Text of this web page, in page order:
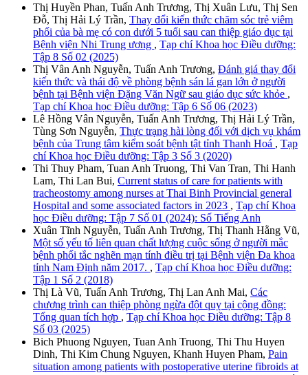
Thị Huyền Phan, Tuấn Anh Trương, Thị Xuân Lưu, Thị Sen
Đỗ, Thị Hải Lý Trần, Thay đổi kiến thức chăm sóc trẻ viêm
phổi của bà mẹ có con dưới 5 tuổi sau can thiệp giáo dục tại
Bệnh viện Nhi Trung ương , Tạp chí Khoa học Điều dưỡng:
Tập 8 Số 02 (2025)
Thị Vân Anh Nguyễn, Tuấn Anh Trương, Đánh giá thay đổi
kiến thức và thái độ về phòng bệnh sán lá gan lớn ở người
bệnh tại Bệnh viện Đặng Văn Ngữ sau giáo dục sức khỏe ,
Tạp chí Khoa học Điều dưỡng: Tập 6 Số 06 (2023)
Lê Hồng Vân Nguyễn, Tuấn Anh Trương, Thị Hải Lý Trần,
Tùng Sơn Nguyễn, Thực trạng hài lòng đối với dịch vụ khám
bệnh của Trung tâm kiểm soát bệnh tật tỉnh Thanh Hoá , Tạp
chí Khoa học Điều dưỡng: Tập 3 Số 3 (2020)
Thi Thuy Pham, Tuan Anh Truong, Thi Van Tran, Thi Hanh
Lam, Thi Lan Bui, Current status of care for patients with
tracheostomy among nurses at Thai Binh Provincial general
Hospital and some associated factors in 2023 , Tạp chí Khoa
học Điều dưỡng: Tập 7 Số 01 (2024): Số Tiếng Anh
Xuân Tĩnh Nguyễn, Tuấn Anh Trương, Thị Thanh Hằng Vũ,
Một số yếu tố liên quan chất lượng cuộc sống ở người mắc
bệnh phổi tắc nghẽn mạn tính điều trị tại Bệnh viện Đa khoa
tỉnh Nam Định năm 2017. , Tạp chí Khoa học Điều dưỡng:
Tập 1 Số 2 (2018)
Thị Là Vũ, Tuấn Anh Trương, Thị Lan Anh Mai, Các
chương trình can thiệp phòng ngừa đột quỵ tại cộng đồng:
Tổng quan tích hợp , Tạp chí Khoa học Điều dưỡng: Tập 8
Số 03 (2025)
Bich Phuong Nguyen, Tuan Anh Truong, Thi Thu Huyen
Dinh, Thi Kim Chung Nguyen, Khanh Huyen Pham, Pain
situation among patients with postoperative uterine fibroids at